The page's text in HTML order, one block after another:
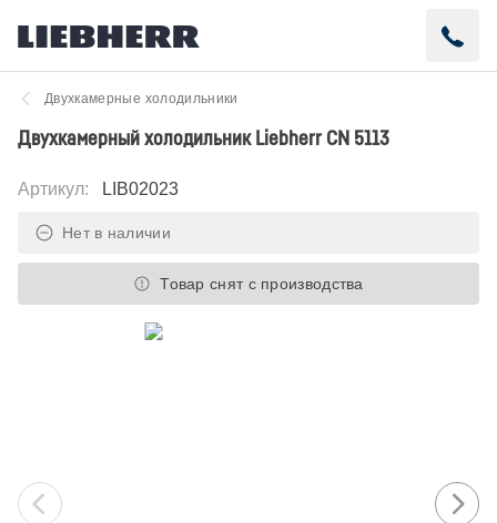
Двухкамерные холодильники
Двухкамерный холодильник Liebherr CN 5113
Артикул: LIB02023
Нет в наличии
Товар снят с производства